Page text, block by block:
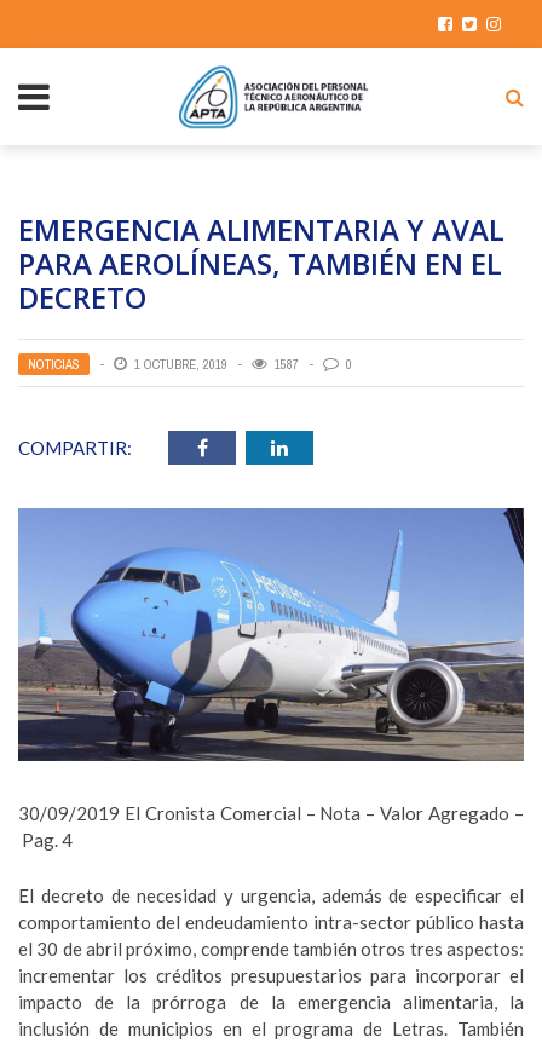
EMERGENCIA ALIMENTARIA Y AVAL
PARA AEROLÍNEAS, TAMBIÉN EN EL
DECRETO
NOTICIAS 1 OCTUBRE, 2019 1587 0
COMPARTIR:
30/09/2019 El Cronista Comercial – Nota – Valor Agregado –
Pag. 4
El decreto de necesidad y urgencia, además de especificar el
comportamiento del endeudamiento intra-sector público hasta
el 30 de abril próximo, comprende también otros tres aspectos:
incrementar los créditos presupuestarios para incorporar el
impacto de la prórroga de la emergencia alimentaria, la
inclusión de municipios en el programa de Letras. También